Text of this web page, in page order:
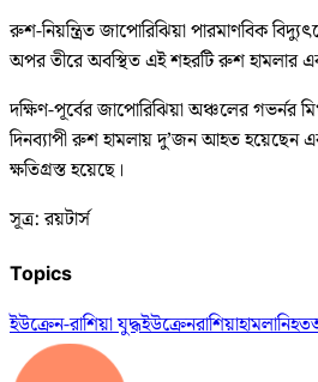
রুশ-নিয়ন্ত্রিত জাপোরিঝিয়া পারমাণবিক
অপর তীরে অবস্থিত এই শহরটি রুশ হামলার
দক্ষিণ-পূর্বের জাপোরিঝিয়া অঞ্চলের গভর্নর
দিনব্যাপী রুশ হামলায় দু’জন আহত হয়েছেন
ক্ষতিগ্রস্ত হয়েছে।
সূত্র: রয়টার্স
Topics
ইউক্রেন-রাশিয়া যুদ্ধইউক্রেনরাশিয়াহামলানিহত